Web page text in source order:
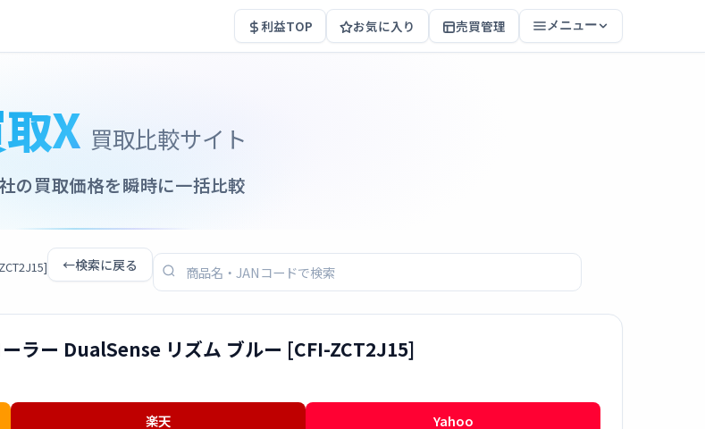
利益TOP お気に入り 売買管理 メニュー
X 買取比較サイト
の買取価格を瞬時に一括比較
←検索に戻る
ラー DualSense リズム ブルー [CFI-ZCT2J15]
楽天 Yahoo